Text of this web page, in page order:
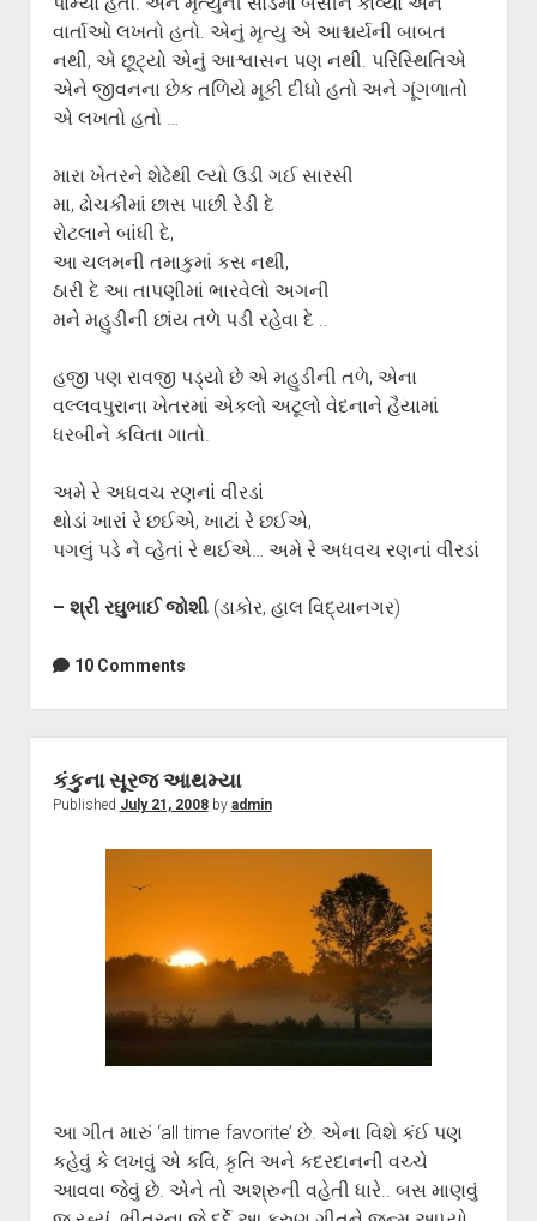
વાર્તાઓ લખતો હતો. એનું મૃત્યુ એ આશ્ચર્યની બાબત
નથી, એ છૂટ્યો એનું આશ્વાસન પણ નથી. પરિસ્થિતિએ
એને જીવનના છેક તળિયે મૂકી દીધો હતો અને ગૂંગળાતો
એ લખતો હતો …
મારા ખેતરને શેઢેથી લ્યો ઉડી ગઈ સારસી
મા, ઢોચકીમાં છાસ પાછી રેડી દે
રોટલાને બાંધી દે,
આ ચલમની તમાકુમાં કસ નથી,
ઠારી દે આ તાપણીમાં ભારવેલો અગની
મને મહુડીની છાંય તળે પડી રહેવા દે ..
હજી પણ રાવજી પડ્યો છે એ મહુડીની તળે, એના
વલ્લવપુરાના ખેતરમાં એકલો અટૂલો વેદનાને હૈયામાં
ધરબીને કવિતા ગાતો.
અમે રે અધવચ રણનાં વીરડાં
થોડાં ખારાં રે છઈએ, ખાટાં રે છઈએ,
પગલું પડે ને વ્હેતાં રે થઈએ… અમે રે અધવચ રણનાં વીરડાં
– શ્રી રઘુભાઈ જોશી(ડાકોર, હાલ વિદ્યાનગર)
10 Comments
કંકુના સૂરજ આથમ્યા
Published July 21, 2008by admin
આ ગીત મારું ‘all time favorite’ છે. એના વિશે કંઈ પણ
કહેવું કે લખવું એ કવિ, કૃતિ અને કદરદાનની વચ્ચે
આવવા જેવું છે. એને તો અશ્રુની વહેતી ધારે.. બસ માણવું